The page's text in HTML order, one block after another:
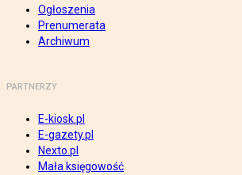
Ogłoszenia
Prenumerata
Archiwum
PARTNERZY
E-kiosk.pl
E-gazety.pl
Nexto.pl
Mała księgowość